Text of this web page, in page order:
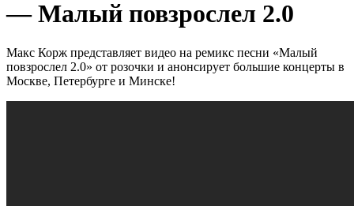
— Малый повзрослел 2.0
Макс Корж представляет видео на ремикс песни «Малый
повзрослел 2.0» от розочки и анонсирует большие концерты в
Москве, Петербурге и Минске!